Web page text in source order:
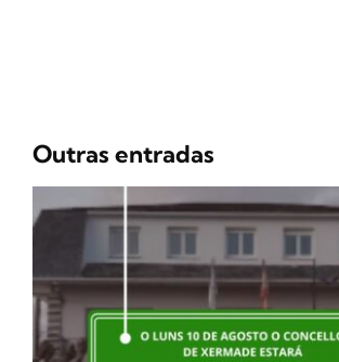
Outras entradas